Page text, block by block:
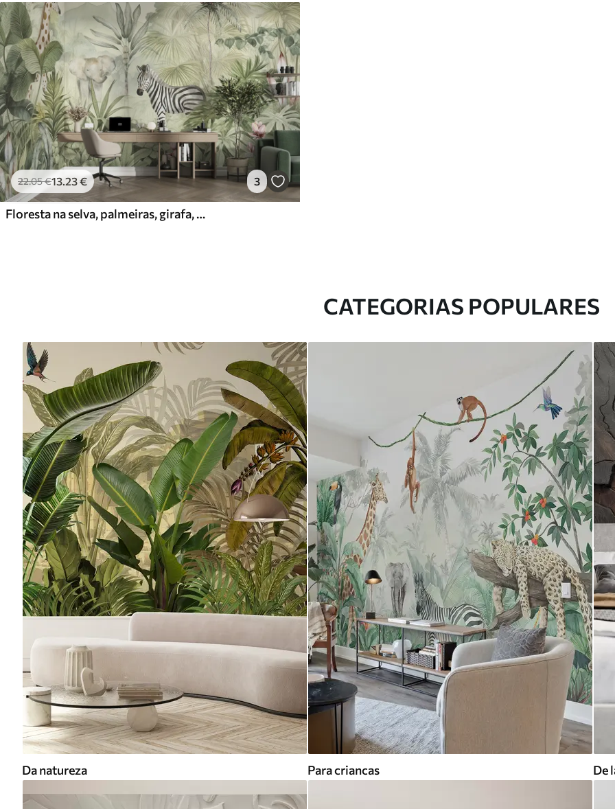
22.05€13.23€ 3
Floresta na selva, palmeiras, girafa, elefante, zebra, aguarela, vegetação, bananeira, flores
CATEGORIAS POPULARES
Da natureza Para criancas De